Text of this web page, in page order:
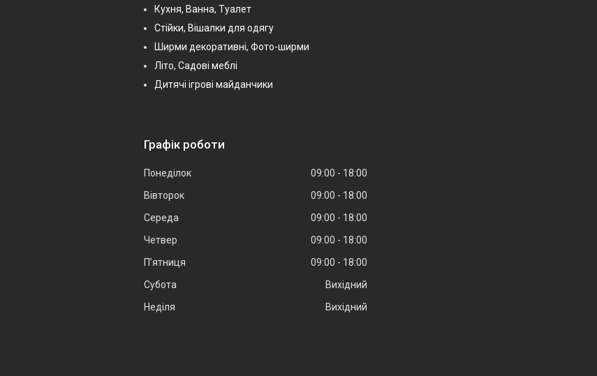
Кухня, Ванна, Туалет
Стійки, Вішалки для одягу
Ширми декоративні, Фото-ширми
Літо, Садові меблі
Дитячі ігрові майданчики
Графік роботи
Понеділок 09:00
18:00
Вівторок
09:00
18:00
Середа
09:00
18:00
Четвер
09:00
18:00
Пʼятниця
09:00
18:00
Субота
Вихідний
Неділя
Вихідний